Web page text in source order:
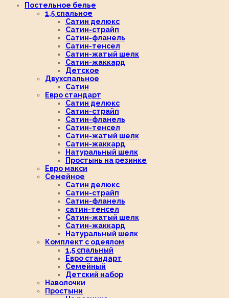
Постельное белье
1,5 спальное
Сатин делюкс
Сатин-страйп
Сатин-фланель
Сатин-тенсел
Сатин-жатый шелк
Сатин-жаккард
Детское
Двухспальное
Сатин
Евро стандарт
Сатин делюкс
Сатин-страйп
Сатин-фланель
Сатин-тенсел
Сатин-жатый шелк
Сатин-жаккард
Натуральный шелк
Простынь на резинке
Евро макси
Семейное
Сатин делюкс
Сатин-страйп
Сатин-фланель
сатин-тенсел
Сатин-жатый шелк
Сатин-жаккард
Натуральный шелк
Комплект с одеялом
1,5 спальный
Евро стандарт
Семейный
Детский набор
Наволочки
Простыни